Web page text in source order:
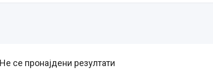
Не се пронајдени резултати